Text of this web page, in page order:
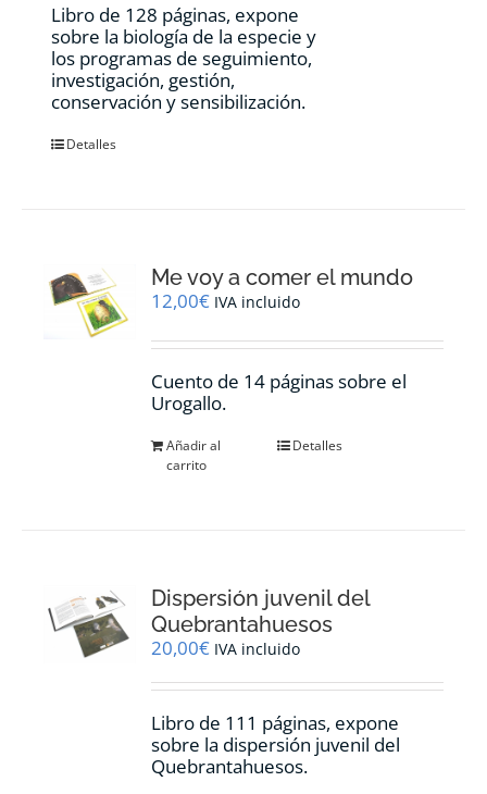
Libro de 128 páginas, expone
sobre la biología de la especie y
los programas de seguimiento,
investigación, gestión,
conservación y sensibilización.
Detalles
Me voy a comer el mundo
12,00€ IVA incluido
Cuento de 14 páginas sobre el
Urogallo.
Añadir al
carrito
Detalles
Dispersión juvenil del
Quebrantahuesos
20,00€ IVA incluido
Libro de 111 páginas, expone
sobre la dispersión juvenil del
Quebrantahuesos.